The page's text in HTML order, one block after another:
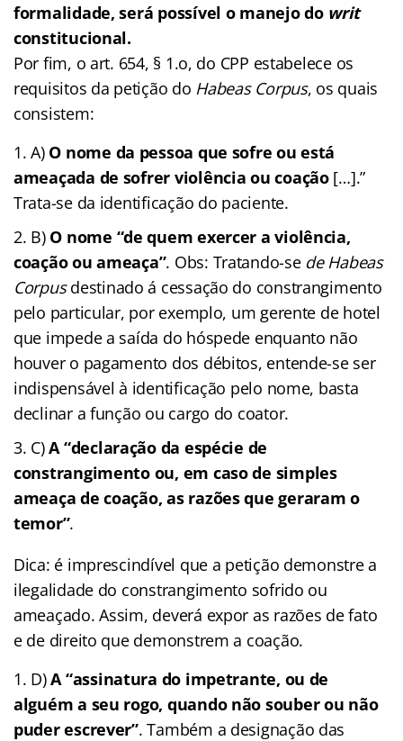
formalidade, será possível o manejo do writ
constitucional.
Por fim, o art. 654, § 1.o, do CPP estabelece os
requisitos da petição do Habeas Corpus, os quais
consistem:
A) O nome da pessoa que sofre ou está
ameaçada de sofrer violência ou coação[…].”
Trata-se da identificação do paciente.
B) O nome “de quem exercer a violência,
coação ou ameaça”. Obs: Tratando-se de Habeas
Corpusdestinado á cessação do constrangimento
pelo particular, por exemplo, um gerente de hotel
que impede a saída do hóspede enquanto não
houver o pagamento dos débitos, entende-se ser
indispensável à identificação pelo nome, basta
declinar a função ou cargo do coator.
C)A “declaração da espécie de
constrangimento ou, em caso de simples
ameaça de coação, as razões que geraram o
temor”.
Dica: é imprescindível que a petição demonstre a
ilegalidade do constrangimento sofrido ou
ameaçado. Assim, deverá expor as razões de fato
e de direito que demonstrem a coação.
D)A “assinatura do impetrante, ou de
alguém a seu rogo, quando não souber ou não
puder escrever”. Também a designação das